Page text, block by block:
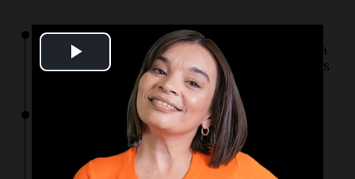
Video
06:03 Tecnología
SpaceX optará por plantas de gas natural para
su nueva fábrica de semiconductores en Texas
Nagasaki recuerda los horrores de la bomba
atómica en su 81 aniversario